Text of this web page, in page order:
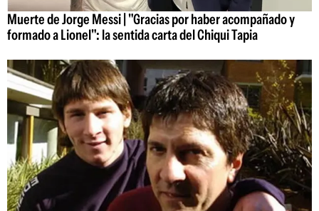
Muerte de Jorge Messi | "Gracias por haber acompañado y
formado a Lionel": la sentida carta del Chiqui Tapia